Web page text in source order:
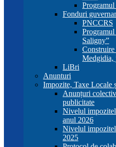
Programul
Fonduri
PNCCRS
Saligny”
Medgidia,
LiBri
Anunturi
Impozite, Taxe Locale
Anunțuri
publicitate
Nivelul
anul 2026
Nivelul
2025